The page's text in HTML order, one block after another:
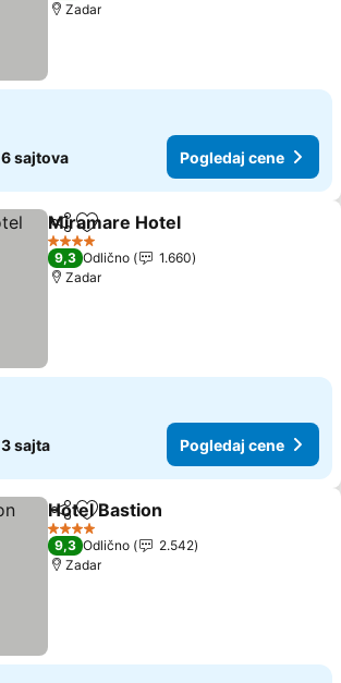
Zadar
6 sajtova Pogledaj cene
Deli Dodati u favorite
Miramare Hotel
4 Zvezdice
9,3 Odlično
1.660
Zadar
3 sajta Pogledaj cene
Deli Dodati u favorite
Hotel Bastion
4 Zvezdice
9,3 Odlično
2.542
Zadar